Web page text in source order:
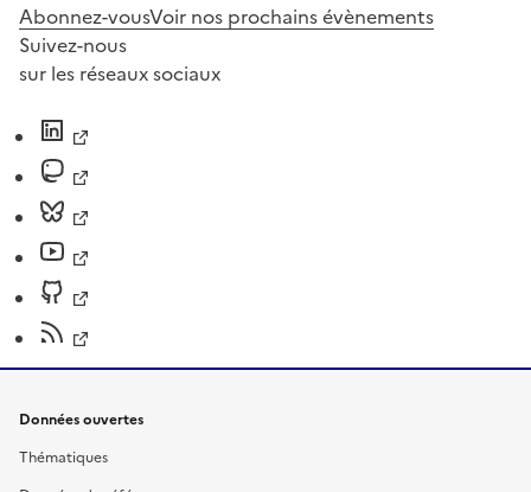
Abonnez-vousVoir nos prochains évènements
Suivez-nous
sur les réseaux sociaux
Données ouvertes
Thématiques